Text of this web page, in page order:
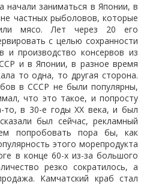
начали заниматься в Японии, в
частных рыболовов, которые
мясо. Лет через 20 его
с целью сохранности
и производство консервов из
и в Японии, в разное время
то одна, то другая сторона.
в СССР не были популярны,
что это такое, и попросту
то, в 30-е годы ХХ века, и был
был сейчас, рекламный
попробовать пора бы, как
этого морепродукта
в конце 60-х из-за большого
резко сократилось, а
Камчатский краб стал